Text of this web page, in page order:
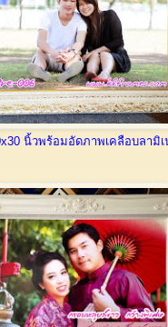
นิ้วพร้อมอัดภาพเคลือบลามิ